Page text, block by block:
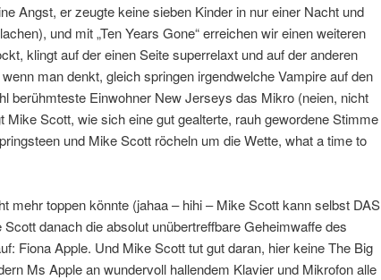
Angst, er zeugte keine sieben Kinder in nur einer Nacht und
und mit „Ten Years Gone“ erreichen wir einen weiteren
klingt auf der einen Seite superrelaxt und auf der anderen
man denkt, gleich springen irgendwelche Vampire auf den
berühmteste Einwohner New Jerseys das Mikro (neien, nicht
Mike Scott, wie sich eine gut gealterte, rauh gewordene Stimme
und Mike Scott röcheln um die Wette, what a time to
mehr toppen könnte (jahaa – hihi – Mike Scott kann selbst DAS
danach die absolut unübertreffbare Geheimwaffe des
Fiona Apple. Und Mike Scott tut gut daran, hier keine The Big
Ms Apple an wundervoll hallendem Klavier und Mikrofon alle